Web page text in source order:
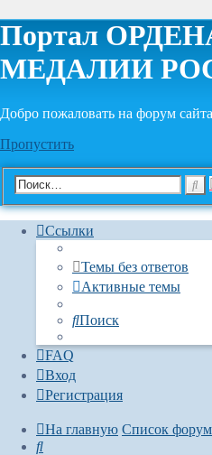
Портал
МЕДАЛИИ
Добро пожаловать на форум
Пропустить
Ссылки
Темы без ответов
Активные темы
Поиск
FAQ
Вход
Регистрация
На главную Список
Поиск